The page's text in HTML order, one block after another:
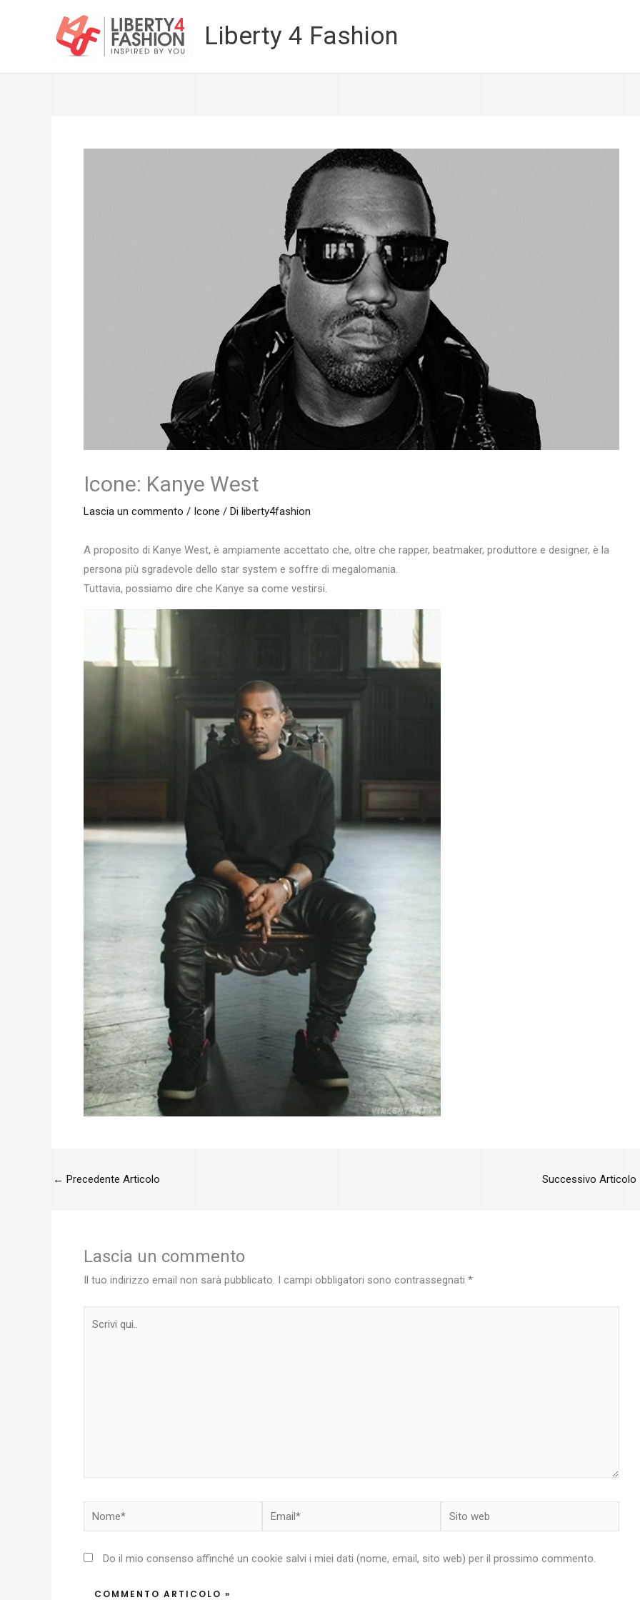
Liberty 4 Fashion
Icone: Kanye West
Lascia un commento / Icone / Di liberty4fashion
A proposito di Kanye West, è ampiamente accettato che, oltre che rapper, beatmaker, produttore e designer, è la
persona più sgradevole dello star system e soffre di megalomania.
Tuttavia, possiamo dire che Kanye sa come vestirsi.
← Precedente Articolo Successivo Articolo
Lascia un commento
Il tuo indirizzo email non sarà pubblicato. I campi obbligatori sono contrassegnati *
Nome* Email*
Sito
web
Do il mio consenso affinché un cookie salvi i miei dati (nome, email, sito web) per il prossimo commento.